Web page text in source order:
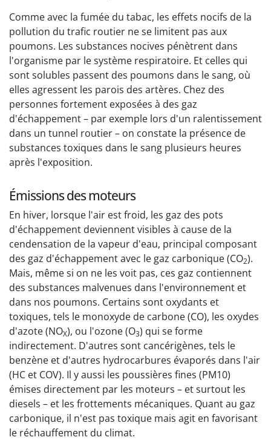
Comme avec la fumée du tabac, les effets nocifs de la
pollution du trafic routier ne se limitent pas aux
poumons. Les substances nocives pénètrent dans
l'organisme par le système respiratoire. Et celles qui
sont solubles passent des poumons dans le sang, où
elles agressent les parois des artères. Chez des
personnes fortement exposées à des gaz
d'échappement – par exemple lors d'un ralentissement
dans un tunnel routier – on constate la présence de
substances toxiques dans le sang plusieurs heures
après l'exposition.
Émissions des moteurs
En hiver, lorsque l'air est froid, les gaz des pots
d'échappement deviennent visibles à cause de la
cendensation de la vapeur d'eau, principal composant
des gaz d'échappement avec le gaz carbonique (CO2).
Mais, même si on ne les voit pas, ces gaz contiennent
des substances malvenues dans l'environnement et
dans nos poumons. Certains sont oxydants et
toxiques, tels le monoxyde de carbone (CO), les oxydes
d'azote (NOX), ou l'ozone (O3) qui se forme
indirectement. D'autres sont cancérigènes, tels le
benzène et d'autres hydrocarbures évaporés dans l'air
(HC et COV). Il y aussi les poussières fines (PM10)
émises directement par les moteurs – et surtout les
diesels – et les frottements mécaniques. Quant au gaz
carbonique, il n'est pas toxique mais agit en favorisant
le réchauffement du climat.